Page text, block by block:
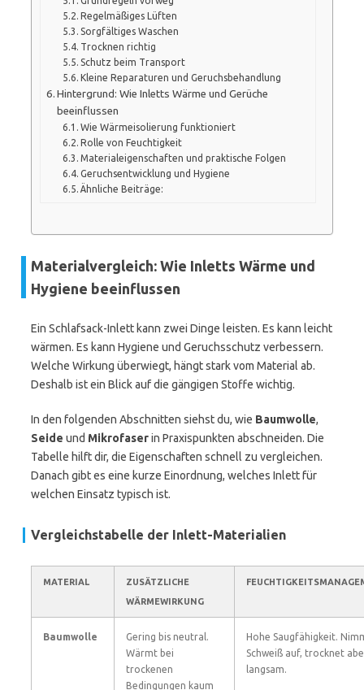
Regelmäßiges Lüften
Sorgfältiges Waschen
Trocknen richtig
Schutz beim Transport
Kleine Reparaturen und Geruchsbehandlung
Hintergrund: Wie Inletts Wärme und Gerüche
beeinflussen
Wie Wärmeisolierung funktioniert
Rolle von Feuchtigkeit
Materialeigenschaften und praktische Folgen
Geruchsentwicklung und Hygiene
Ähnliche Beiträge:
Materialvergleich: Wie Inletts Wärme und
Hygiene beeinflussen
Ein Schlafsack-Inlett kann zwei Dinge leisten. Es kann leicht
wärmen. Es kann Hygiene und Geruchsschutz verbessern.
Welche Wirkung überwiegt, hängt stark vom Material ab.
Deshalb ist ein Blick auf die gängigen Stoffe wichtig.
In den folgenden Abschnitten siehst du, wie Baumwolle,
Seide und Mikrofaserin Praxispunkten abschneiden. Die
Tabelle hilft dir, die Eigenschaften schnell zu vergleichen.
Danach gibt es eine kurze Einordnung, welches Inlett für
welchen Einsatz typisch ist.
Vergleichstabelle der Inlett-Materialien
MATERIAL
ZUSÄTZLICHE
WÄRMEWIRKUNG
Baumwolle
Gering bis neutral.
Wärmt bei
trockenen
Bedingungen kaum
Hohe Saugfähigkeit.
Schweiß auf, trocknet
langsam.